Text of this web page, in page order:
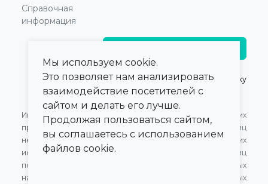
Справочная
информация
© 2021 — 2026,ПроКлинику
Информация,
представленная на сайте,
не может быть
использована для
постановки диагноза,
назначения лечения и не
Оферта для Юридических
лиц
Оферта для Физических
лиц
Обработка персональных
данных
Мы используем cookie.
Это позволяет нам анализировать
взаимодействие посетителей с
сайтом и делать его лучше.
Продолжая пользоваться сайтом,
вы соглашаетесь с использованием
файлов cookie.